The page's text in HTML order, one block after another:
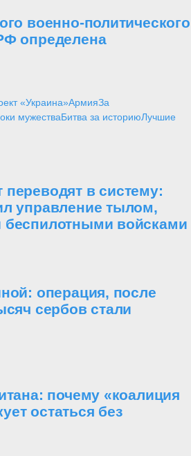
военно-политического
определена
«Украина»АрмияЗа
мужестваБитва за историюЛучшие
в систему:
управление тылом,
войсками
операция, после
сербов стали
почему «коалиция
остаться без